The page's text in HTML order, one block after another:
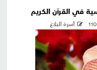
في القرآن الكريم
أسرة البلاغ